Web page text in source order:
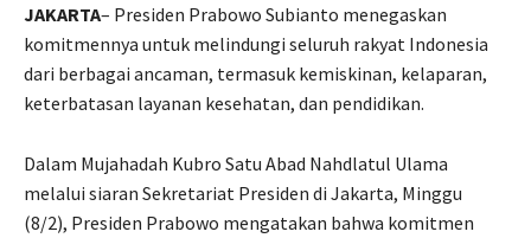
JAKARTA– Presiden Prabowo Subianto menegaskan
komitmennya untuk melindungi seluruh rakyat Indonesia
dari berbagai ancaman, termasuk kemiskinan, kelaparan,
keterbatasan layanan kesehatan, dan pendidikan.
Dalam Mujahadah Kubro Satu Abad Nahdlatul Ulama
melalui siaran Sekretariat Presiden di Jakarta, Minggu
(8/2), Presiden Prabowo mengatakan bahwa komitmen